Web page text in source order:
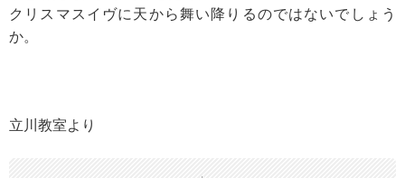
クリスマスイヴに天から舞い降りるのではないでしょう
か。
立川教室より